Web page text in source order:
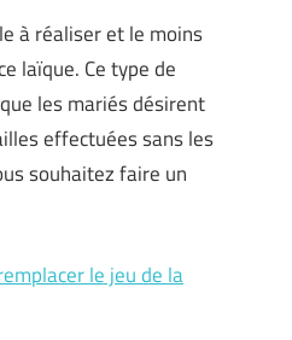
à réaliser et le moins
laïque. Ce type de
les mariés désirent
effectuées sans les
souhaitez faire un
le jeu de la